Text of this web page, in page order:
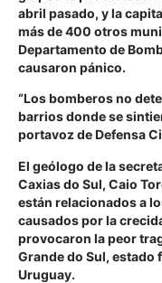
abril pasado, y la
más de 400 otros
Departamento de
causaron pánico.
“Los bomberos no
barrios donde se
portavoz de Defensa
El geólogo de la
Caxias do Sul, Caio
están relacionados a
causados por la
provocaron la peor
Grande do Sul,
Uruguay.